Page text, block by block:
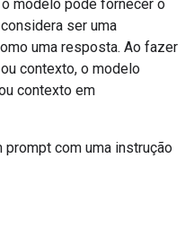
modelo pode fornecer o
ser uma
uma resposta. Ao fazer
contexto, o modelo
contexto em
com uma instrução